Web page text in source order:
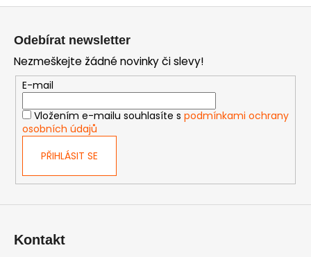
Odebírat newsletter
Nezmeškejte žádné novinky či slevy!
E-mail
Vložením e-mailu souhlasíte s podmínkami ochrany
osobních údajů
PŘIHLÁSIT SE
Kontakt